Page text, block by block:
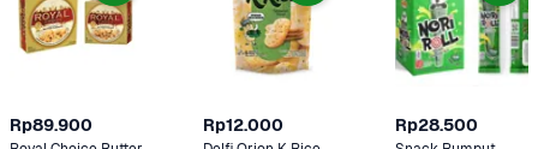
Rp89.900 Rp12.000 Rp28.500